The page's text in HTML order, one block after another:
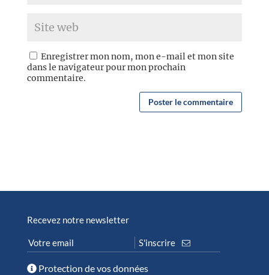
Enregistrer mon nom, mon e-mail et mon site
dans le navigateur pour mon prochain
commentaire.
Recevez notre newsletter
Protection de vos données